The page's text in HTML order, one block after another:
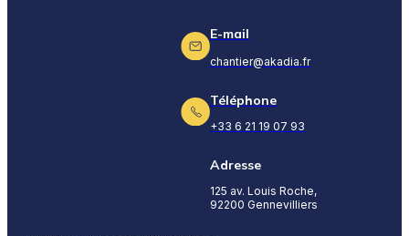
E-mail
chantier@akadia.fr
Téléphone
+33 6 21 19 07 93
Adresse
125 av. Louis Roche,
92200 Gennevilliers